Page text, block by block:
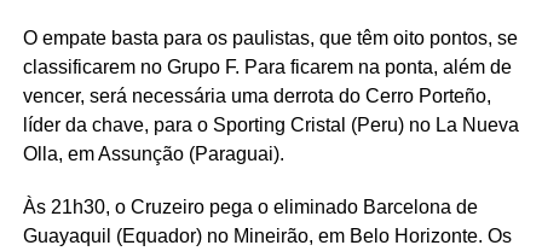
O empate basta para os paulistas, que têm oito pontos, se
classificarem no Grupo F. Para ficarem na ponta, além de
vencer, será necessária uma derrota do Cerro Porteño,
líder da chave, para o Sporting Cristal (Peru) no La Nueva
Olla, em Assunção (Paraguai).
Às 21h30, o Cruzeiro pega o eliminado Barcelona de
Guayaquil (Equador) no Mineirão, em Belo Horizonte. Os